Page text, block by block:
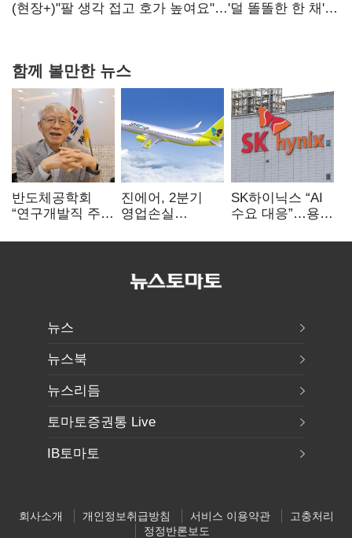
숙제
(현장+)"팔 생각 접고 호가 높여요"…'덜 똘똘한 한 채'
함께 볼만한 뉴스
반도체공학회
“연구개발직 주
개선해야”
진에어, 2분기
영업손실
상승 여파
SK하이닉스 “AI
수요 대응”…용인
투자
뉴스
뉴스북
뉴스리듬
토마토증권통 Live
IB토마토
회사소개 개인정보취급방침 서비스 이용약관
고충처리
정정반론보도